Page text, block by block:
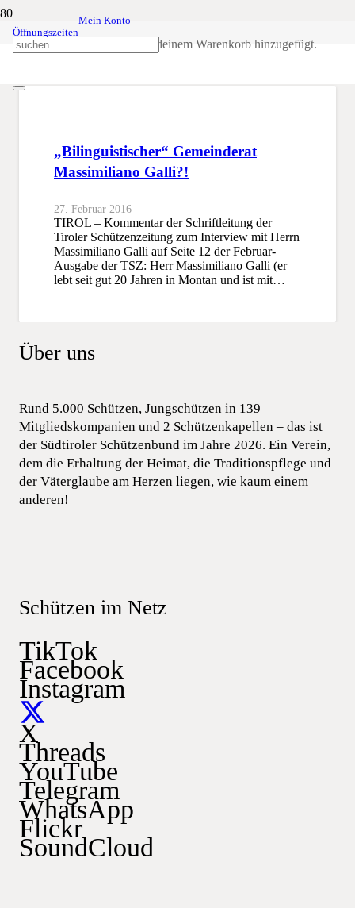
Öffnungszeiten
Mein Konto
wurde deinem Warenkorb hinzugefügt.
Massimiliano Galli
„Bilinguistischer“ Gemeinderat
Massimiliano Galli?!
27. Februar 2016
TIROL – Kommentar der Schriftleitung der
Tiroler Schützenzeitung zum Interview mit Herrn
Massimiliano Galli auf Seite 12 der Februar-
Ausgabe der TSZ: Herr Massimiliano Galli (er
lebt seit gut 20 Jahren in Montan und ist mit…
Über uns
Rund 5.000 Schützen, Jungschützen in 139
Mitgliedskompanien und 2 Schützenkapellen – das ist
der Südtiroler Schützenbund im Jahre 2026. Ein Verein,
dem die Erhaltung der Heimat, die Traditionspflege und
der Väterglaube am Herzen liegen, wie kaum einem
anderen!
Schützen im Netz
TikTok
Facebook
Instagram
X
Threads
YouTube
Telegram
WhatsApp
Flickr
SoundCloud